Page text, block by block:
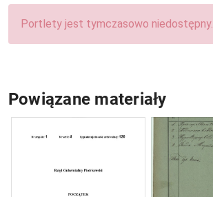
Portlety jest tymczasowo niedostępny.
Powiązane materiały